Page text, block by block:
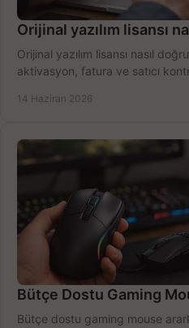
Orijinal yazılım lisansı
Orijinal yazılım lisansı nasıl
aktivasyon, fatura ve satıcı
14 Haziran 2026
Bütçe Dostu Gaming
Bütçe dostu gaming mouse